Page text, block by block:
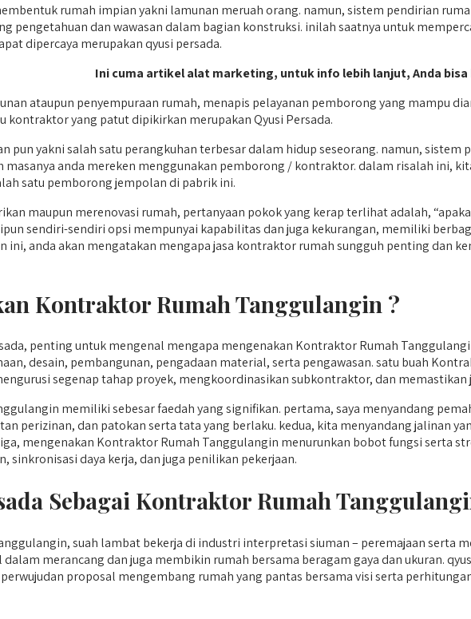
rumah impian yakni lamunan meruah orang. namun, sistem pendirian
pengetahuan dan wawasan dalam bagian konstruksi. inilah saatnya untuk
dipercaya merupakan qyusi persada.
Ini cuma artikel alat marketing, untuk info lebih lanjut, Anda
ataupun penyempuraan rumah, menapis pelayanan pemborong yang mampu
kontraktor yang patut dipikirkan merupakan Qyusi Persada.
pun yakni salah satu perangkuhan terbesar dalam hidup seseorang. namun,
anda mereken menggunakan pemborong / kontraktor. dalam risalah ini,
satu pemborong jempolan di pabrik ini.
maupun merenovasi rumah, pertanyaan pokok yang kerap terlihat adalah,
sendiri-sendiri opsi mempunyai kapabilitas dan juga kekurangan, memiliki
ini, anda akan mengatakan mengapa jasa kontraktor rumah sungguh penting dan
Kontraktor Rumah Tanggulangin ?
penting untuk mengenal mengapa mengenakan Kontraktor Rumah
desain, pembangunan, pengadaan material, serta pengawasan. satu buah
segenap tahap proyek, mengkoordinasikan subkontraktor, dan
memiliki sebesar faedah yang signifikan. pertama, saya menyandang
perizinan, dan patokan serta tata yang berlaku. kedua, kita menyandang jalinan
mengenakan Kontraktor Rumah Tanggulangin menurunkan bobot fungsi serta
sinkronisasi daya kerja, dan juga penilikan pekerjaan.
Sebagai Kontraktor Rumah
suah lambat bekerja di industri interpretasi siuman – peremajaan serta
merancang dan juga membikin rumah bersama beragam gaya dan ukuran.
proposal mengembang rumah yang pantas bersama visi serta